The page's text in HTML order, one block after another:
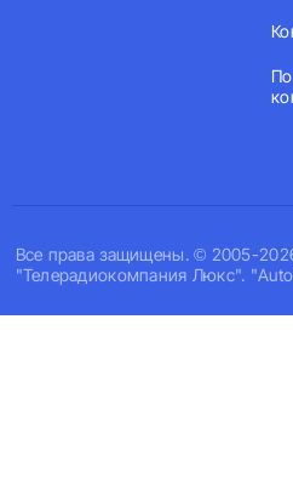
Все права защищены. © 2005-
"Телерадиокомпания Люкс".